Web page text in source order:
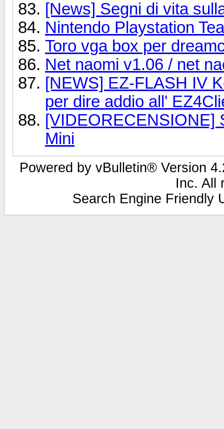
[News] Segni di vita
Nintendo Playstation
Toro vga box per
Net naomi v1.06 / net
[NEWS] EZ-FLASH IV
per dire addio all'
[VIDEORECENSIONE]
Mini
Powered by vBulletin® Version
Inc. All
Search Engine Friendly